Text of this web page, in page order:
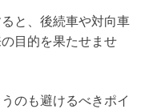
と、後続車や対向車
目的を果たせませ
のも避けるべきポイ